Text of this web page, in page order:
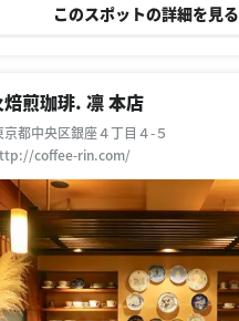
このスポットの詳細を見る
煎珈琲. 凛 本店
京都中央区銀座４丁目４-５
coffee-rin.com/